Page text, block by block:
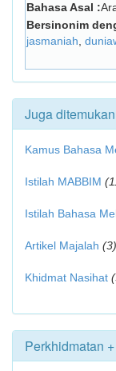
Bahasa Asal :
Bersinonim
jasmaniah
Juga
Kamus Bahasa
Istilah MABBIM
Istilah Bahasa
Artikel Majalah (3)
Khidmat Nasihat
Perkhidmatan +